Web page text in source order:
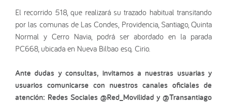
El recorrido 518, que realizará su trazado habitual transitando
por las comunas de Las Condes, Providencia, Santiago, Quinta
Normal y Cerro Navia, podrá ser abordado en la parada
PC668, ubicada en Nueva Bilbao esq. Cirio.
Ante dudas y consultas, invitamos a nuestras usuarias y
usuarios comunicarse con nuestros canales oficiales de
atención: Redes Sociales @Red_Movilidad y @Transantiago